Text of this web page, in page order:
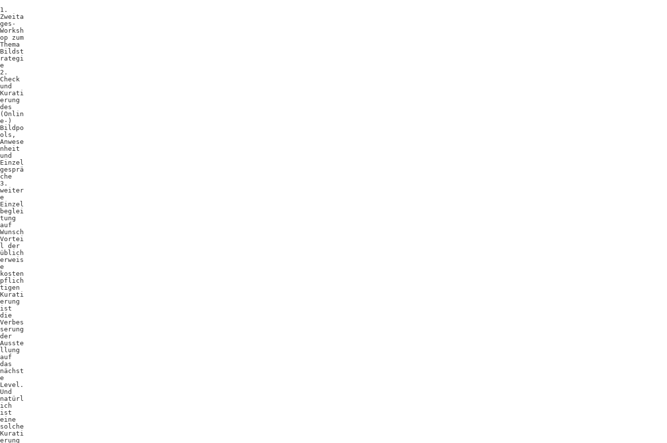
1.
Zweita
ges-
Worksh
op zum
Thema
Bildst
rategi
e
2.
Check
und
Kurati
erung
des
(Onlin
e-)
Bildpo
ols,
Anwese
nheit
und
Einzel
gesprä
che
3.
weiter
e
Einzel
beglei
tung
auf
Wunsch
Vortei
l der
üblich
erweis
e
kosten
pflich
tigen
Kurati
erung
ist
die
Verbes
serung
der
Ausste
llung
auf
das
nächst
e
Level.
Und
natürl
ich
ist
eine
solche
Kurati
erung